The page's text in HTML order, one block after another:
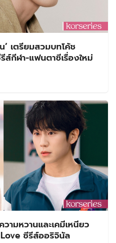
เตรียมสวมบทโค้ช
ส์กีฬา-แฟนตาซีเรื่องใหม่
มหวานและเคมีเหนียว
ซีรีส์ออริจินัล